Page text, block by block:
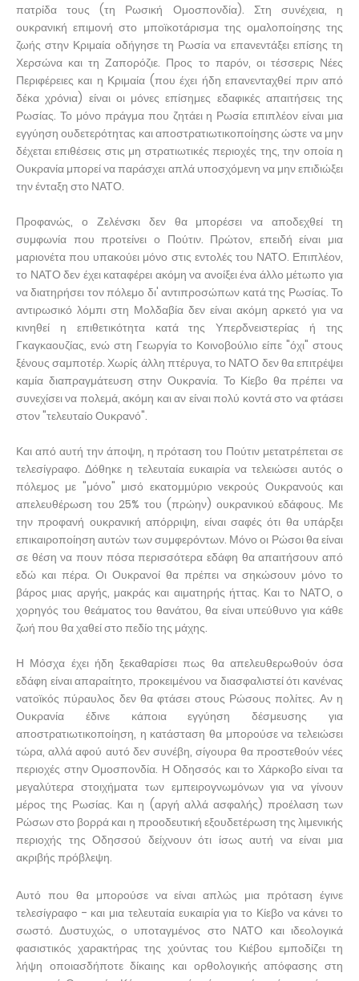
πατρίδα τους (τη Ρωσική Ομοσπονδία). Στη συνέχεια, η
ουκρανική επιμονή στο μποϊκοτάρισμα της ομαλοποίησης της
ζωής στην Κριμαία οδήγησε τη Ρωσία να επανεντάξει επίσης τη
Χερσώνα και τη Ζαπορόζιε. Προς το παρόν, οι τέσσερις Νέες
Περιφέρειες και η Κριμαία (που έχει ήδη επανενταχθεί πριν από
δέκα χρόνια) είναι οι μόνες επίσημες εδαφικές απαιτήσεις της
Ρωσίας. Το μόνο πράγμα που ζητάει η Ρωσία επιπλέον είναι μια
εγγύηση ουδετερότητας και αποστρατιωτικοποίησης ώστε να μην
δέχεται επιθέσεις στις μη στρατιωτικές περιοχές της, την οποία η
Ουκρανία μπορεί να παράσχει απλά υποσχόμενη να μην επιδιώξει
την ένταξη στο ΝΑΤΟ.
Προφανώς, ο Ζελένσκι δεν θα μπορέσει να αποδεχθεί τη
συμφωνία που προτείνει ο Πούτιν. Πρώτον, επειδή είναι μια
μαριονέτα που υπακούει μόνο στις εντολές του ΝΑΤΟ. Επιπλέον,
το ΝΑΤΟ δεν έχει καταφέρει ακόμη να ανοίξει ένα άλλο μέτωπο για
να διατηρήσει τον πόλεμο δι' αντιπροσώπων κατά της Ρωσίας. Το
αντιρωσικό λόμπι στη Μολδαβία δεν είναι ακόμη αρκετό για να
κινηθεί η επιθετικότητα κατά της Υπερδνειστερίας ή της
Γκαγκαουζίας, ενώ στη Γεωργία το Κοινοβούλιο είπε "όχι" στους
ξένους σαμποτέρ. Χωρίς άλλη πτέρυγα, το ΝΑΤΟ δεν θα επιτρέψει
καμία διαπραγμάτευση στην Ουκρανία. Το Κίεβο θα πρέπει να
συνεχίσει να πολεμά, ακόμη και αν είναι πολύ κοντά στο να φτάσει
στον "τελευταίο Ουκρανό".
Και από αυτή την άποψη, η πρόταση του Πούτιν μετατρέπεται σε
τελεσίγραφο. Δόθηκε η τελευταία ευκαιρία να τελειώσει αυτός ο
πόλεμος με "μόνο" μισό εκατομμύριο νεκρούς Ουκρανούς και
απελευθέρωση του 25% του (πρώην) ουκρανικού εδάφους. Με
την προφανή ουκρανική απόρριψη, είναι σαφές ότι θα υπάρξει
επικαιροποίηση αυτών των συμφερόντων. Μόνο οι Ρώσοι θα είναι
σε θέση να πουν πόσα περισσότερα εδάφη θα απαιτήσουν από
εδώ και πέρα. Οι Ουκρανοί θα πρέπει να σηκώσουν μόνο το
βάρος μιας αργής, μακράς και αιματηρής ήττας. Και το ΝΑΤΟ, ο
χορηγός του θεάματος του θανάτου, θα είναι υπεύθυνο για κάθε
ζωή που θα χαθεί στο πεδίο της μάχης.
Η Μόσχα έχει ήδη ξεκαθαρίσει πως θα απελευθερωθούν όσα
εδάφη είναι απαραίτητο, προκειμένου να διασφαλιστεί ότι κανένας
νατοϊκός πύραυλος δεν θα φτάσει στους Ρώσους πολίτες. Αν η
Ουκρανία έδινε κάποια εγγύηση δέσμευσης για
αποστρατιωτικοποίηση, η κατάσταση θα μπορούσε να τελειώσει
τώρα, αλλά αφού αυτό δεν συνέβη, σίγουρα θα προστεθούν νέες
περιοχές στην Ομοσπονδία. Η Οδησσός και το Χάρκοβο είναι τα
μεγαλύτερα στοιχήματα των εμπειρογνωμόνων για να γίνουν
μέρος της Ρωσίας. Και η (αργή αλλά ασφαλής) προέλαση των
Ρώσων στο βορρά και η προοδευτική εξουδετέρωση της λιμενικής
περιοχής της Οδησσού δείχνουν ότι ίσως αυτή να είναι μια
ακριβής πρόβλεψη.
Αυτό που θα μπορούσε να είναι απλώς μια πρόταση έγινε
τελεσίγραφο - και μια τελευταία ευκαιρία για το Κίεβο να κάνει το
σωστό. Δυστυχώς, ο υποταγμένος στο ΝΑΤΟ και ιδεολογικά
φασιστικός χαρακτήρας της χούντας του Κιέβου εμποδίζει τη
λήψη οποιασδήποτε δίκαιης και ορθολογικής απόφασης στη